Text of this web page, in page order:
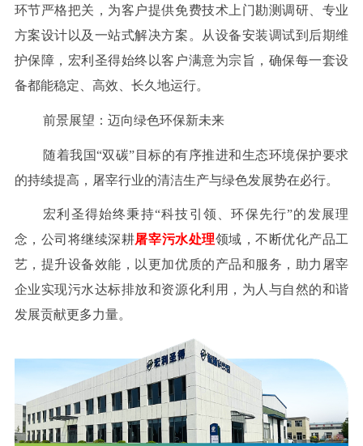
环节严格把关，为客户提供免费技术上门勘测调研、专业
方案设计以及一站式解决方案。从设备安装调试到后期维
护保障，宏利圣得始终以客户满意为宗旨，确保每一套设
备都能稳定、高效、长久地运行。
前景展望：迈向绿色环保新未来
随着我国“双碳”目标的有序推进和生态环境保护要求
的持续提高，屠宰行业的清洁生产与绿色发展势在必行。
宏利圣得始终秉持“科技引领、环保先行”的发展理
念，公司将继续深耕屠宰污水处理领域，不断优化产品工
艺，提升设备效能，以更加优质的产品和服务，助力屠宰
企业实现污水达标排放和资源化利用，为人与自然的和谐
发展贡献更多力量。